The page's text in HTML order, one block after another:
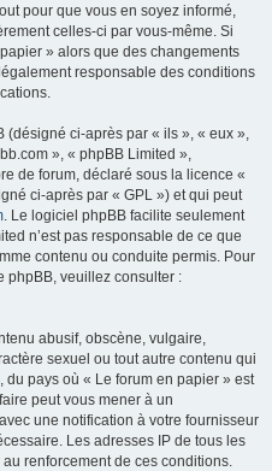
pour que vous en soyez informé,
celles-ci par vous-même. Si
» alors que des changements
responsable des conditions
(désigné ci-après par « ils », « eux »,
», « phpBB Limited »,
de forum, déclaré sous la licence «
ci-après par « GPL ») et qui peut
. Le logiciel phpBB facilite seulement
n’est pas responsable de ce que
contenu ou conduite permis. Pour
phpBB, veuillez consulter :
abusif, obscène, vulgaire,
sexuel ou tout autre contenu qui
pays où « Le forum en papier » est
peut vous mener à un
une notification à votre fournisseur
Les adresses IP de tous les
renforcement de ces conditions.